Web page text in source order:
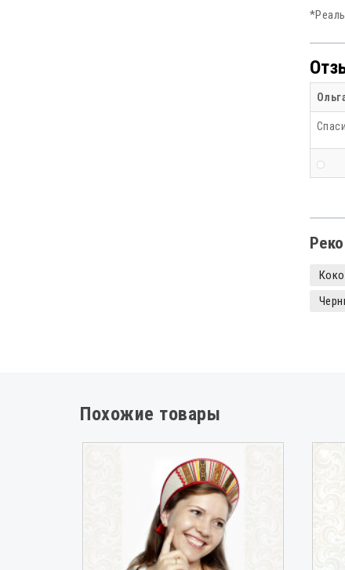
Похожие товары